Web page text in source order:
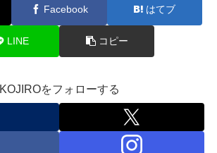
Facebook はてブ
LINE コピー
KOJIROをフォローする